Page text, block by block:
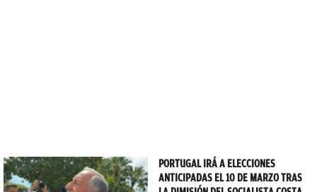
PORTUGAL IRÁ A ELECCIONES
ANTICIPADAS EL 10 DE MARZO TRAS